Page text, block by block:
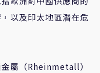
以及印太地區潛在危
屬（Rheinmetall）